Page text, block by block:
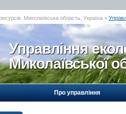
Миколаївська область, Україна »
Управління
Миколаївської
Про управління